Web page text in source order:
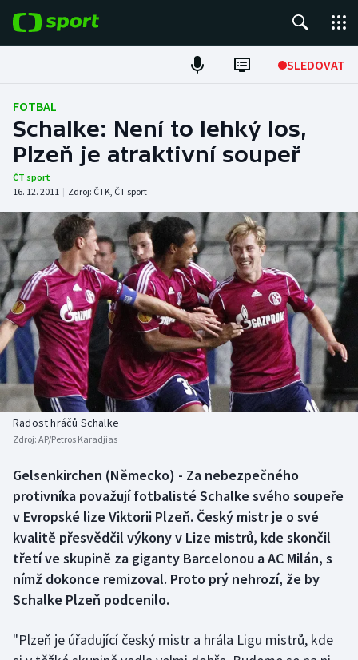
SLEDOVAT
Fotbal
Hokej
Tenis
Atletika
Cyklistika
DALŠÍ SPORTY
Americký fotbal
Baseball a softbal
Basketbal
Biatlon
Boby a skeleton
Box
Curling
Dostihy
Florbal
NEPŘEHLÉDNĚTE
Soutěže
Historické návraty
Aplikace ČT sport
AZ kvíz
FOTBAL
Schalke: Není to lehký los,
Plzeň je atraktivní soupeř
ČT sport
16. 12. 2011 | Zdroj: ČTK, ČT sport
Radost hráčů Schalke
Zdroj: AP/Petros Karadjias
Gelsenkirchen (Německo) - Za nebezpečného
protivníka považují fotbalisté Schalke svého soupeře
v Evropské lize Viktorii Plzeň. Český mistr je o své
kvalitě přesvědčil výkony v Lize mistrů, kde skončil
třetí ve skupině za giganty Barcelonou a AC Milán, s
nímž dokonce remizoval. Proto prý nehrozí, že by
Schalke Plzeň podcenilo.
"Plzeň je úřadující český mistr a hrála Ligu mistrů, kde